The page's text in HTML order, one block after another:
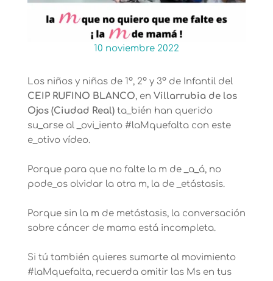
10 noviembre 2022
Los niños y niñas de 1º, 2º y 3º de Infantil del
CEIP RUFINO BLANCO, en Villarrubia de los
Ojos (Ciudad Real)ta_bién han querido
su_arse al _ovi_iento #laMquefalta con este
e_otivo vídeo.
Porque para que no falte la m de _a_á, no
pode_os olvidar la otra m, la de _etástasis.
Porque sin la m de metástasis, la conversación
sobre cáncer de mama está incompleta.
Si tú también quieres sumarte al movimiento
#laMquefalta, recuerda omitir las Ms en tus